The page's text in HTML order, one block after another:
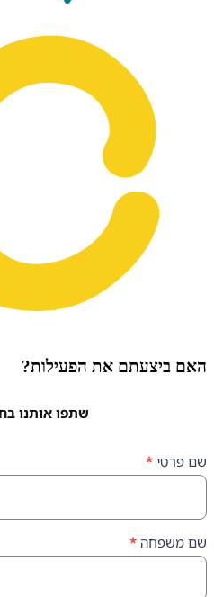
את הפעילות?
שתפו אותנו בחוויה שלכם
*